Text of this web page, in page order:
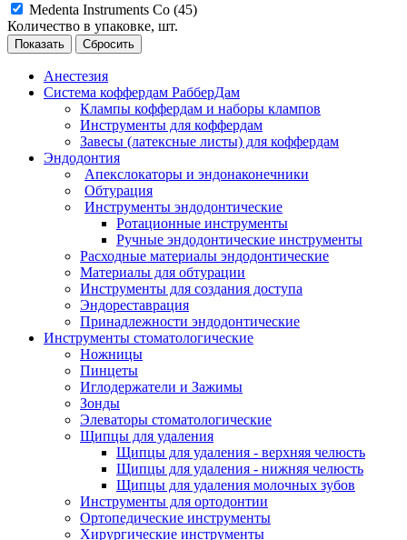
Medenta Instruments Co (45)
Количество в упаковке, шт.
Сбросить
Анестезия
Система коффердам РабберДам
Клампы коффердам и наборы клампов
Инструменты для коффердам
Завесы (латексные листы) для коффердам
Эндодонтия
Апекслокаторы и эндонаконечники
Обтурация
Инструменты эндодонтические
Ротационные инструменты
Ручные эндодонтические инструменты
Расходные материалы эндодонтические
Материалы для обтурации
Инструменты для создания доступа
Эндореставрация
Принадлежности эндодонтические
Инструменты стоматологические
Ножницы
Пинцеты
Иглодержатели и Зажимы
Зонды
Элеваторы стоматологические
Щипцы для удаления
Щипцы для удаления - верхняя челюсть
Щипцы для удаления - нижняя челюсть
Щипцы для удаления молочных зубов
Инструменты для ортодонтии
Ортопедические инструменты
Хирургические инструменты